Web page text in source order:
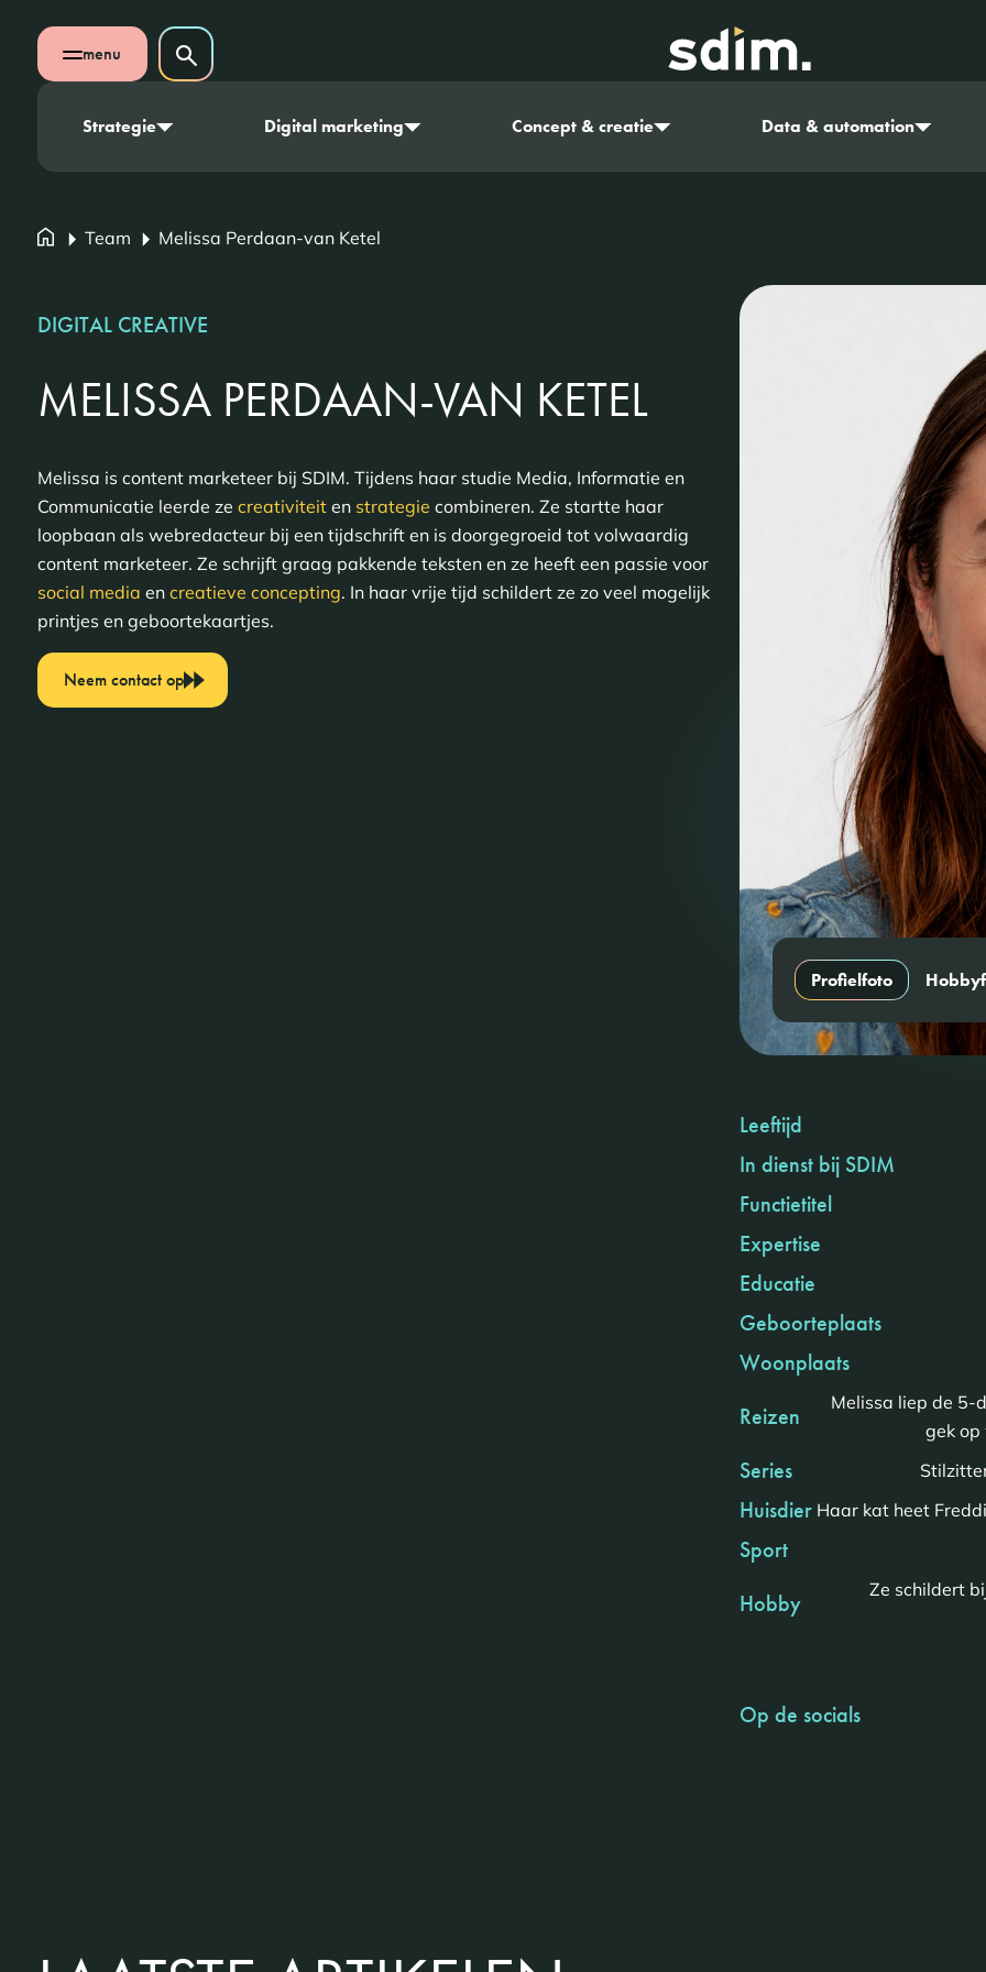
Navigatie overslaan
Open mobiel menu
menu Zoeken op website
Zoeken
Strategie Digital marketing Concept & creatie Data & automation
Team Melissa Perdaan-van Ketel
DIGITAL CREATIVE
MELISSA PERDAAN-VAN KETEL
Melissa is content marketeer bij SDIM. Tijdens haar studie Media, Informatie en
Communicatie leerde ze creativiteiten strategie combineren. Ze startte haar
loopbaan als webredacteur bij een tijdschrift en is doorgegroeid tot volwaardig
content marketeer. Ze schrijft graag pakkende teksten en ze heeft een passie voor
social media en creatieve concepting. In haar vrije tijd schildert ze zo veel mogelijk
printjes en geboortekaartjes.
Neem contact op
Profielfoto
Leeftijd
In dienst bij SDIM
Functietitel
Expertise
Educatie
Geboorteplaats
Woonplaats
Reizen
Melissa liep de 5-
gek
Series
Huisdier Haar kat heet
Sport
Hobby
Ze schildert
Op de socials